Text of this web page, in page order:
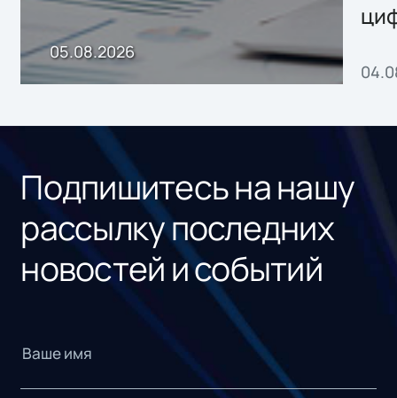
05.08.2026
Подпишитесь на нашу
рассылку последних
новостей и событий